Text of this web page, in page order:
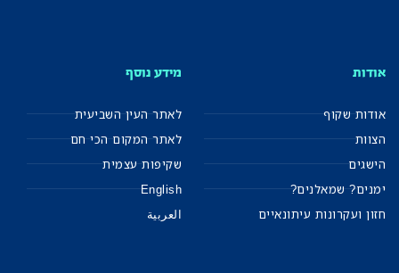
אודות
אודות שקוף
הצוות
הישגים
ימנים? שמאלנים?
חזון ועקרונות עיתונאיים
מידע נוסף
לאתר העין השביעית
לאתר המקום הכי חם
שקיפות עצמית
English
العربية